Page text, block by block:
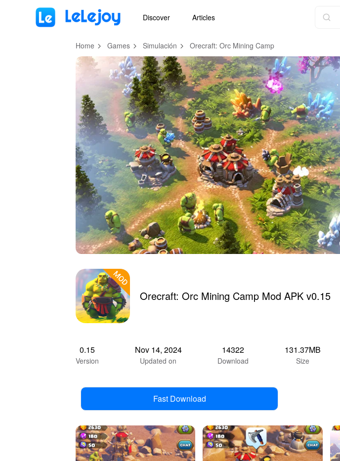
Discover Articles
Home Games Simulación Orecraft: Orc Mining Camp
Orecraft: Orc Mining Camp Mod APK v0.15
0.15
Version
Nov 14, 2024
Updated on
14322
Download
131.37MB
Size
Fast Download